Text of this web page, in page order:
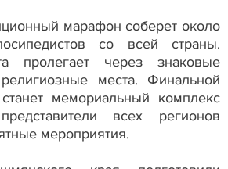
марафон соберет около
со всей страны.
пролегает через знаковые
места. Финальной
мемориальный комплекс
всех регионов
мероприятия.